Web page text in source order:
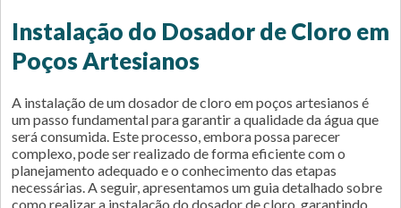
Instalação do Dosador de Cloro em
Poços Artesianos
A instalação de um dosador de cloro em poços artesianos é
um passo fundamental para garantir a qualidade da água que
será consumida. Este processo, embora possa parecer
complexo, pode ser realizado de forma eficiente com o
planejamento adequado e o conhecimento das etapas
necessárias. A seguir, apresentamos um guia detalhado sobre
como realizar a instalação do dosador de cloro, garantindo